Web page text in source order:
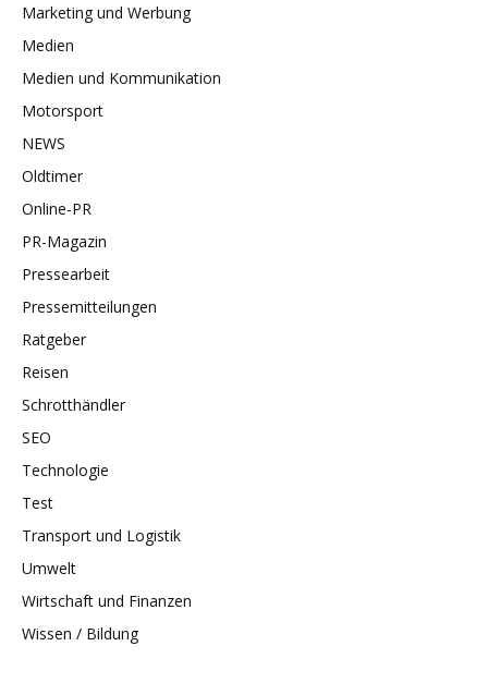
Marketing und Werbung
Medien
Medien und Kommunikation
Motorsport
NEWS
Oldtimer
Online-PR
PR-Magazin
Pressearbeit
Pressemitteilungen
Ratgeber
Reisen
Schrotthändler
SEO
Technologie
Test
Transport und Logistik
Umwelt
Wirtschaft und Finanzen
Wissen / Bildung